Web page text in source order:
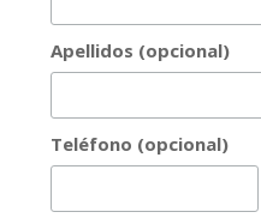
Apellidos (opcional)
Teléfono (opcional)